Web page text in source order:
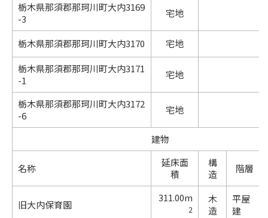
栃木県那須郡那珂川町大内3169
-3
宅地
栃木県那須郡那珂川町大内3170 宅地
栃木県那須郡那珂川町大内3171
-1
宅地
栃木県那須郡那珂川町大内3172
-6
宅地
建物
名称
延床面
積
構
造
階層
旧大内保育園
311.00m
2
木
造
平屋
建